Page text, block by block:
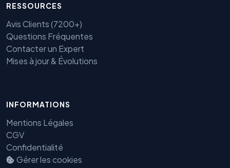
RESSOURCES
Avis Clients (7200+)
Questions Fréquentes
Contacter un Expert
Mises à jour & Évolutions
INFORMATIONS
Mentions Légales
CGV
Confidentialité
Gérer les cookies